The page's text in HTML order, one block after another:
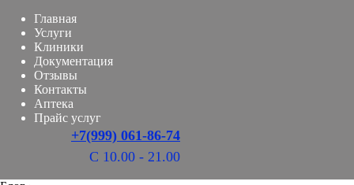
Главная
Услуги
Клиники
Документация
Отзывы
Контакты
Аптека
Прайс услуг
+7(999) 061-86-74
С 10.00 - 21.00